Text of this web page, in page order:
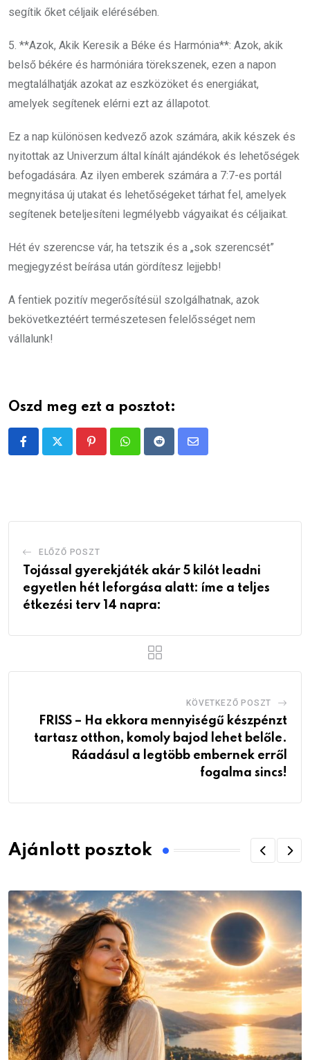
segítik őket céljaik elérésében.
5. **Azok, Akik Keresik a Béke és Harmónia**: Azok, akik
belső békére és harmóniára törekszenek, ezen a napon
megtalálhatják azokat az eszközöket és energiákat,
amelyek segítenek elérni ezt az állapotot.
Ez a nap különösen kedvező azok számára, akik készek és
nyitottak az Univerzum által kínált ajándékok és lehetőségek
befogadására. Az ilyen emberek számára a 7:7-es portál
megnyitása új utakat és lehetőségeket tárhat fel, amelyek
segítenek beteljesíteni legmélyebb vágyaikat és céljaikat.
Hét év szerencse vár, ha tetszik és a „sok szerencsét”
megjegyzést beírása után gördítesz lejjebb!
A fentiek pozitív megerősítésül szolgálhatnak, azok
bekövetkeztéért természetesen felelősséget nem
vállalunk!
Oszd meg ezt a posztot:
PinterestWhatsappRedditShare
ELŐZŐ POSZT
Tojással gyerekjáték akár 5 kilót leadni
egyetlen hét leforgása alatt: íme a teljes
étkezési terv 14 napra:
KÖVETKEZŐ POSZT
FRISS – Ha ekkora mennyiségű készpénzt
tartasz otthon, komoly bajod lehet belőle.
Ráadásul a legtöbb embernek erről
fogalma sincs!
Ajánlott posztok